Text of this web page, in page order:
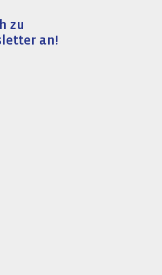
zu
an!